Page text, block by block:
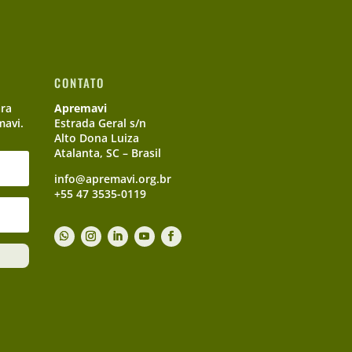
CONTATO
Apremavi
Estrada Geral s/n
Alto Dona Luiza
Atalanta, SC – Brasil
info@apremavi.org.br
+55 47 3535-0119